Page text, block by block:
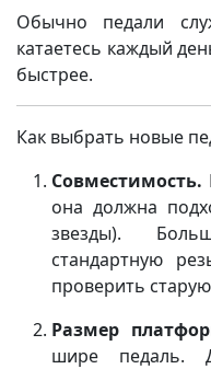
Обычно педали
катаетесь каждый
быстрее.
Как выбрать новые
Совместимость.
она должна
звезды).
стандартную
проверить
Размер
шире педаль.